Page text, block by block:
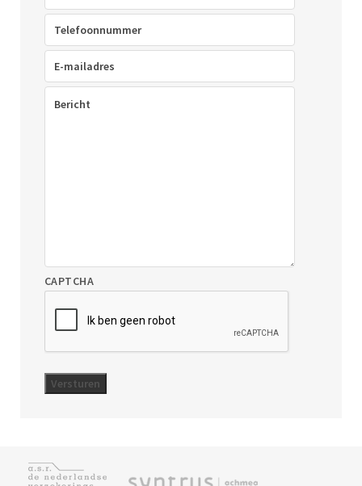
Telefoon
mailadres(Vereist)
CAPTCHA